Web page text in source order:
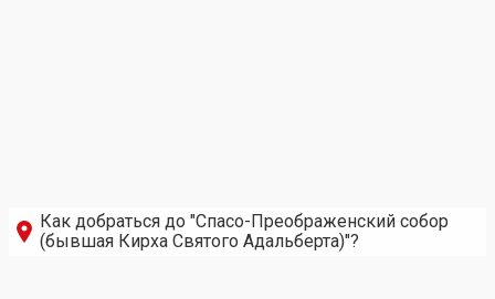
Как добраться до "Спасо-Преображенский собор
(бывшая Кирха Святого Адальберта)"?